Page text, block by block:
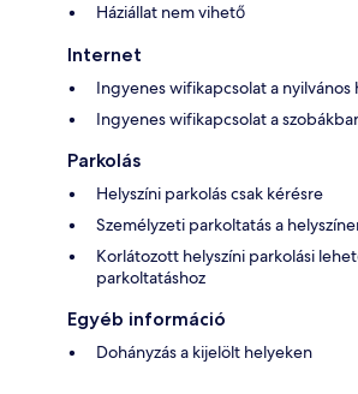
Háziállat nem vihető
Internet
Ingyenes wifikapcsolat a
Ingyenes wifikapcsolat a
Parkolás
Helyszíni parkolás csak kérésre
Személyzeti parkoltatás a
Korlátozott helyszíni parkolási
parkoltatáshoz
Egyéb információ
Dohányzás a kijelölt helyeken